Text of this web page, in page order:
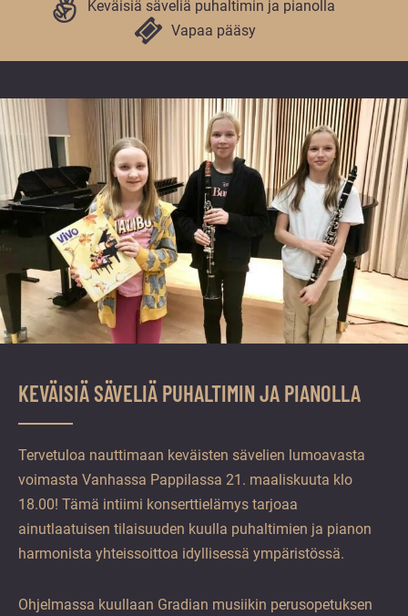
vuoden.
Keväisiä säveliä puhaltimin ja pianolla
Vapaa pääsy
KEVÄISIÄ SÄVELIÄ PUHALTIMIN JA PIANOLLA
Tervetuloa nauttimaan keväisten sävelien lumoavasta
voimasta Vanhassa Pappilassa 21. maaliskuuta klo
18.00! Tämä intiimi konserttielämys tarjoaa
ainutlaatuisen tilaisuuden kuulla puhaltimien ja pianon
harmonista yhteissoittoa idyllisessä ympäristössä.
Ohjelmassa kuullaan Gradian musiikin perusopetuksen